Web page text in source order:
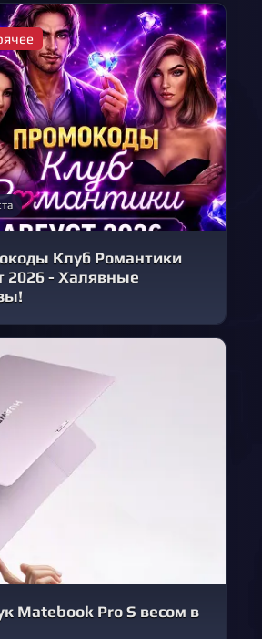
Клуб Романтики
2026 - Халявные
Matebook Pro S весом в